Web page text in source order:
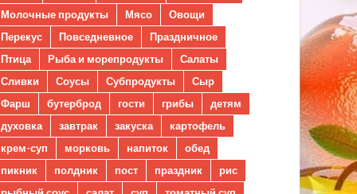
Молочные продукты
Мясо
Овощи
Перекус
Повседневное
Праздничное
Птица
Рыба и морепродукты
Салаты
Сливки
Соусы Субпродукты
Сыр
Фарш
бутерброд гости грибы
детям
духовка
завтрак закуска
картофель
крем-суп
морковь напиток
обед
пикник
полдник пост праздник
рис